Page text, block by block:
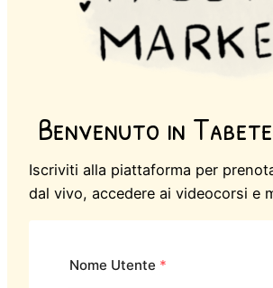
Benvenuto in
Iscriviti alla piattaforma per
dal vivo, accedere ai videocorsi e
Nome Utente *